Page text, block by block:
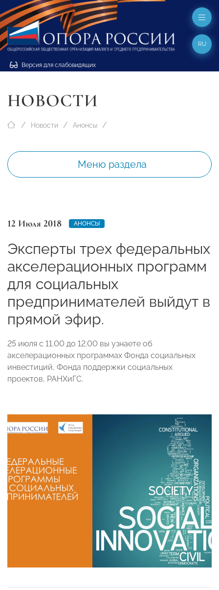
Версия для слабовидящих
RU
НОВОСТИ
Новости Анонсы
Меню раздела
12 Июля 2018 АНОНСЫ
Эксперты трех федеральных
акселерационных программ
для социальных
предпринимателей выйдут в
прямой эфир.
25 июля с 11.00 до 12.00 вы узнаете об
акселерационных программах Фонда социальных
инвестиций, Фонда поддержки социальных
проектов, РАНХиГС.